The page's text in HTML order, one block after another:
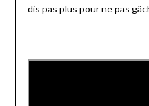
dis pas plus pour ne pas